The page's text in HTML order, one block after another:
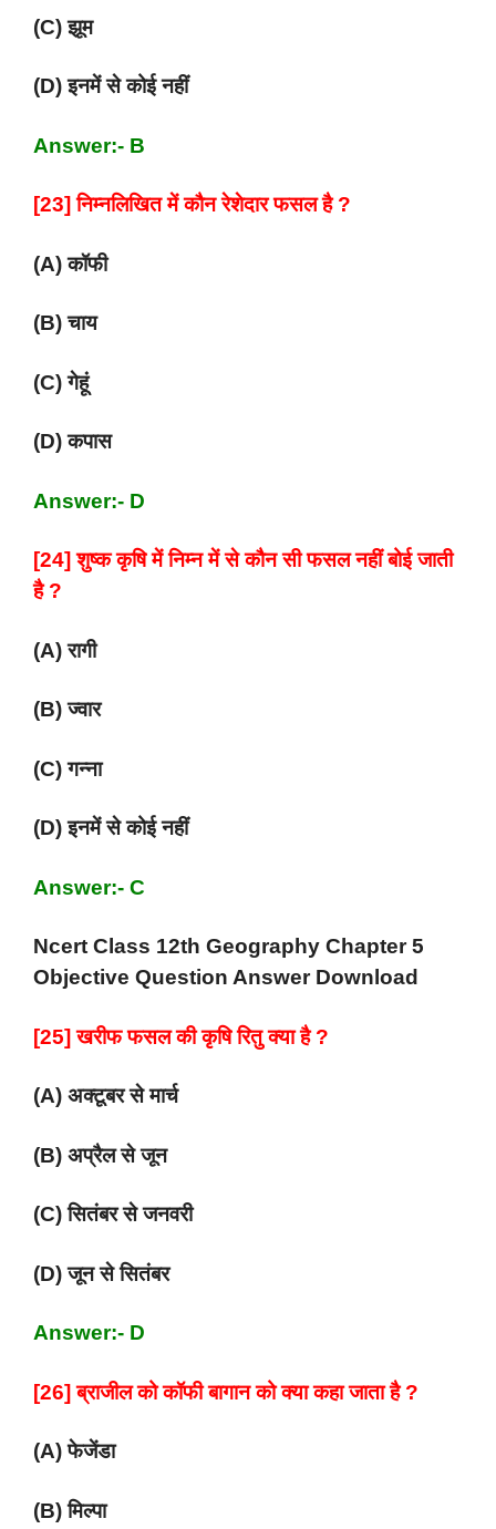
(C) झूम
(D) इनमें से कोई नहीं
Answer:- B
[23] निम्नलिखित में कौन रेशेदार फसल है ?
(A) कॉफी
(B) चाय
(C) गेहूं
(D) कपास
Answer:- D
[24] शुष्क कृषि में निम्न में से कौन सी फसल नहीं बोई जाती
है ?
(A) रागी
(B) ज्वार
(C) गन्ना
(D) इनमें से कोई नहीं
Answer:- C
Ncert Class 12th Geography Chapter 5
Objective Question Answer Download
[25] खरीफ फसल की कृषि रितु क्या है ?
(A) अक्टूबर से मार्च
(B) अप्रैल से जून
(C) सितंबर से जनवरी
(D) जून से सितंबर
Answer:- D
[26] ब्राजील को कॉफी बागान को क्या कहा जाता है ?
(A) फेजेंडा
(B) मिल्पा